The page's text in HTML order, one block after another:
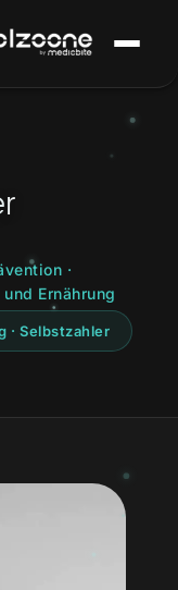
·
Ernährung
· Selbstzahler